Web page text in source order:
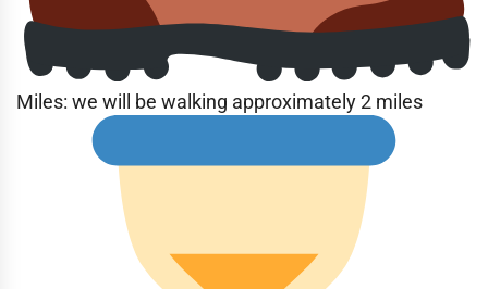
Miles: we will be walking approximately 2 miles